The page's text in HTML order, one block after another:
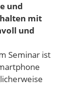
und
mit
und
Seminar ist